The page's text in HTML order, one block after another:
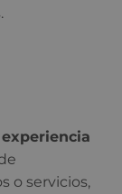
o servicios,